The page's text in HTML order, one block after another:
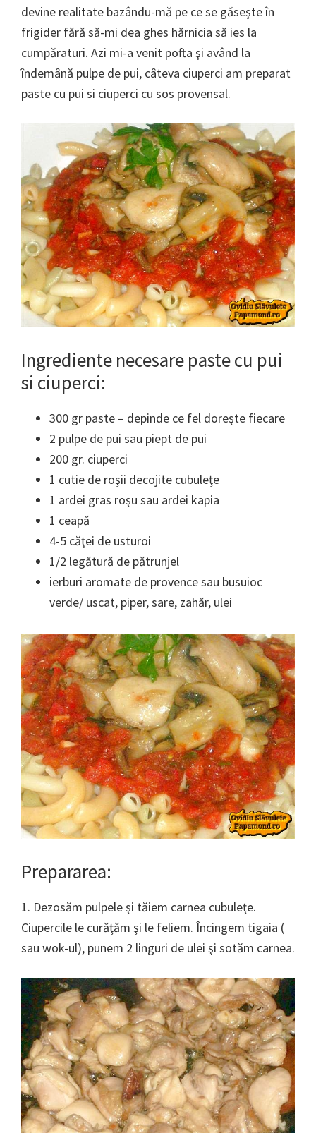
devine realitate bazându-mă pe ce se găseşte în
frigider fără să-mi dea ghes hărnicia să ies la
cumpăraturi. Azi mi-a venit pofta şi având la
îndemână pulpe de pui, câteva ciuperci am preparat
paste cu pui si ciuperci cu sos provensal.
Ingrediente necesare paste cu pui
si ciuperci:
300 gr paste – depinde ce fel doreşte fiecare
2 pulpe de pui sau piept de pui
200 gr. ciuperci
1 cutie de roşii decojite cubuleţe
1 ardei gras roşu sau ardei kapia
1 ceapă
4-5 căţei de usturoi
1/2 legătură de pătrunjel
ierburi aromate de provence sau busuioc
verde/ uscat, piper, sare, zahăr, ulei
Prepararea:
1. Dezosăm pulpele şi tăiem carnea cubuleţe.
Ciupercile le curăţăm şi le feliem. Încingem tigaia (
sau wok-ul), punem 2 linguri de ulei şi sotăm carnea.